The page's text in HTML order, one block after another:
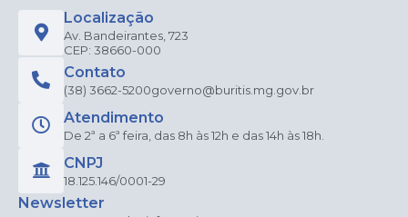
Localização
Av. Bandeirantes, 723
CEP: 38660-000
Contato
(38) 3662-5200governo@buritis.mg.gov.br
Atendimento
De 2ª a 6ª feira, das 8h às 12h e das 14h às 18h.
CNPJ
18.125.146/0001-29
Newsletter